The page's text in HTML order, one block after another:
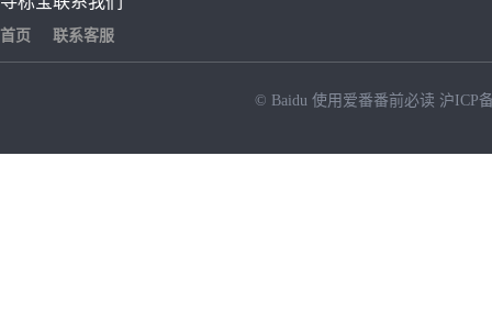
首页 联系客服
© Baidu 使用爱番番前必读 沪ICP